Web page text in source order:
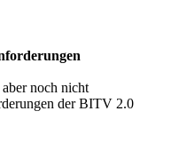
noch nicht
der BITV 2.0